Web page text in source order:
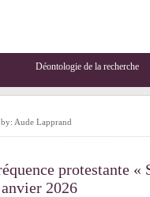
Déontologie de la recherche
Aude Lapprand
protestante «
2026